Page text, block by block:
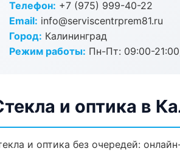
Телефон: +7 (975) 999-40-22
Email: info@serviscentrprem81.ru
Город: Калининград
Режим работы: Пн-Пт: 09:00-
и оптика в
и оптика без очередей: